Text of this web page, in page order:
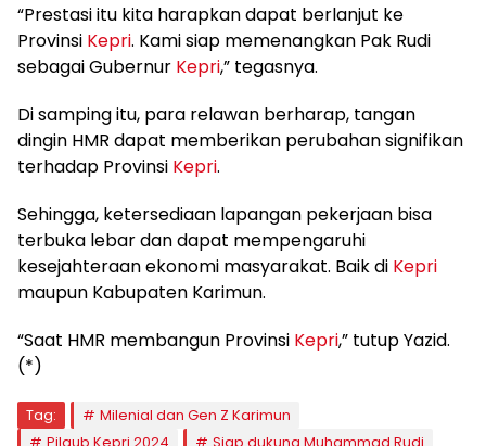
“Prestasi itu kita harapkan dapat berlanjut ke
Provinsi Kepri. Kami siap memenangkan Pak Rudi
sebagai Gubernur Kepri,” tegasnya.
Di samping itu, para relawan berharap, tangan
dingin HMR dapat memberikan perubahan signifikan
terhadap Provinsi Kepri.
Sehingga, ketersediaan lapangan pekerjaan bisa
terbuka lebar dan dapat mempengaruhi
kesejahteraan ekonomi masyarakat. Baik di Kepri
maupun Kabupaten Karimun.
“Saat HMR membangun Provinsi Kepri,” tutup Yazid.
(*)
Tag:
Milenial dan Gen Z Karimun